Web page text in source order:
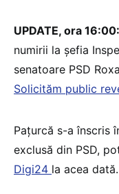
UPDATE, ora 16:00:
numirii la șefia
senatoare PSD
Solicităm public
Pațurcă s-a înscris
exclusă din PSD,
Digi24 la acea dată.